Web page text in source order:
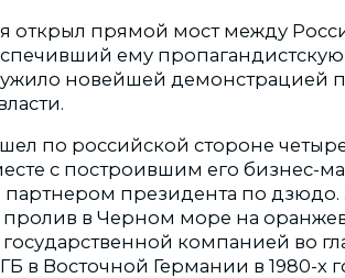
открыл прямой мост между
ему пропагандистскую
новейшей демонстрацией
по российской стороне
с построившим его бизнес-
президента по дзюдо.
пролив в Черном море на
компанией во
в Восточной Германии в 1980-х